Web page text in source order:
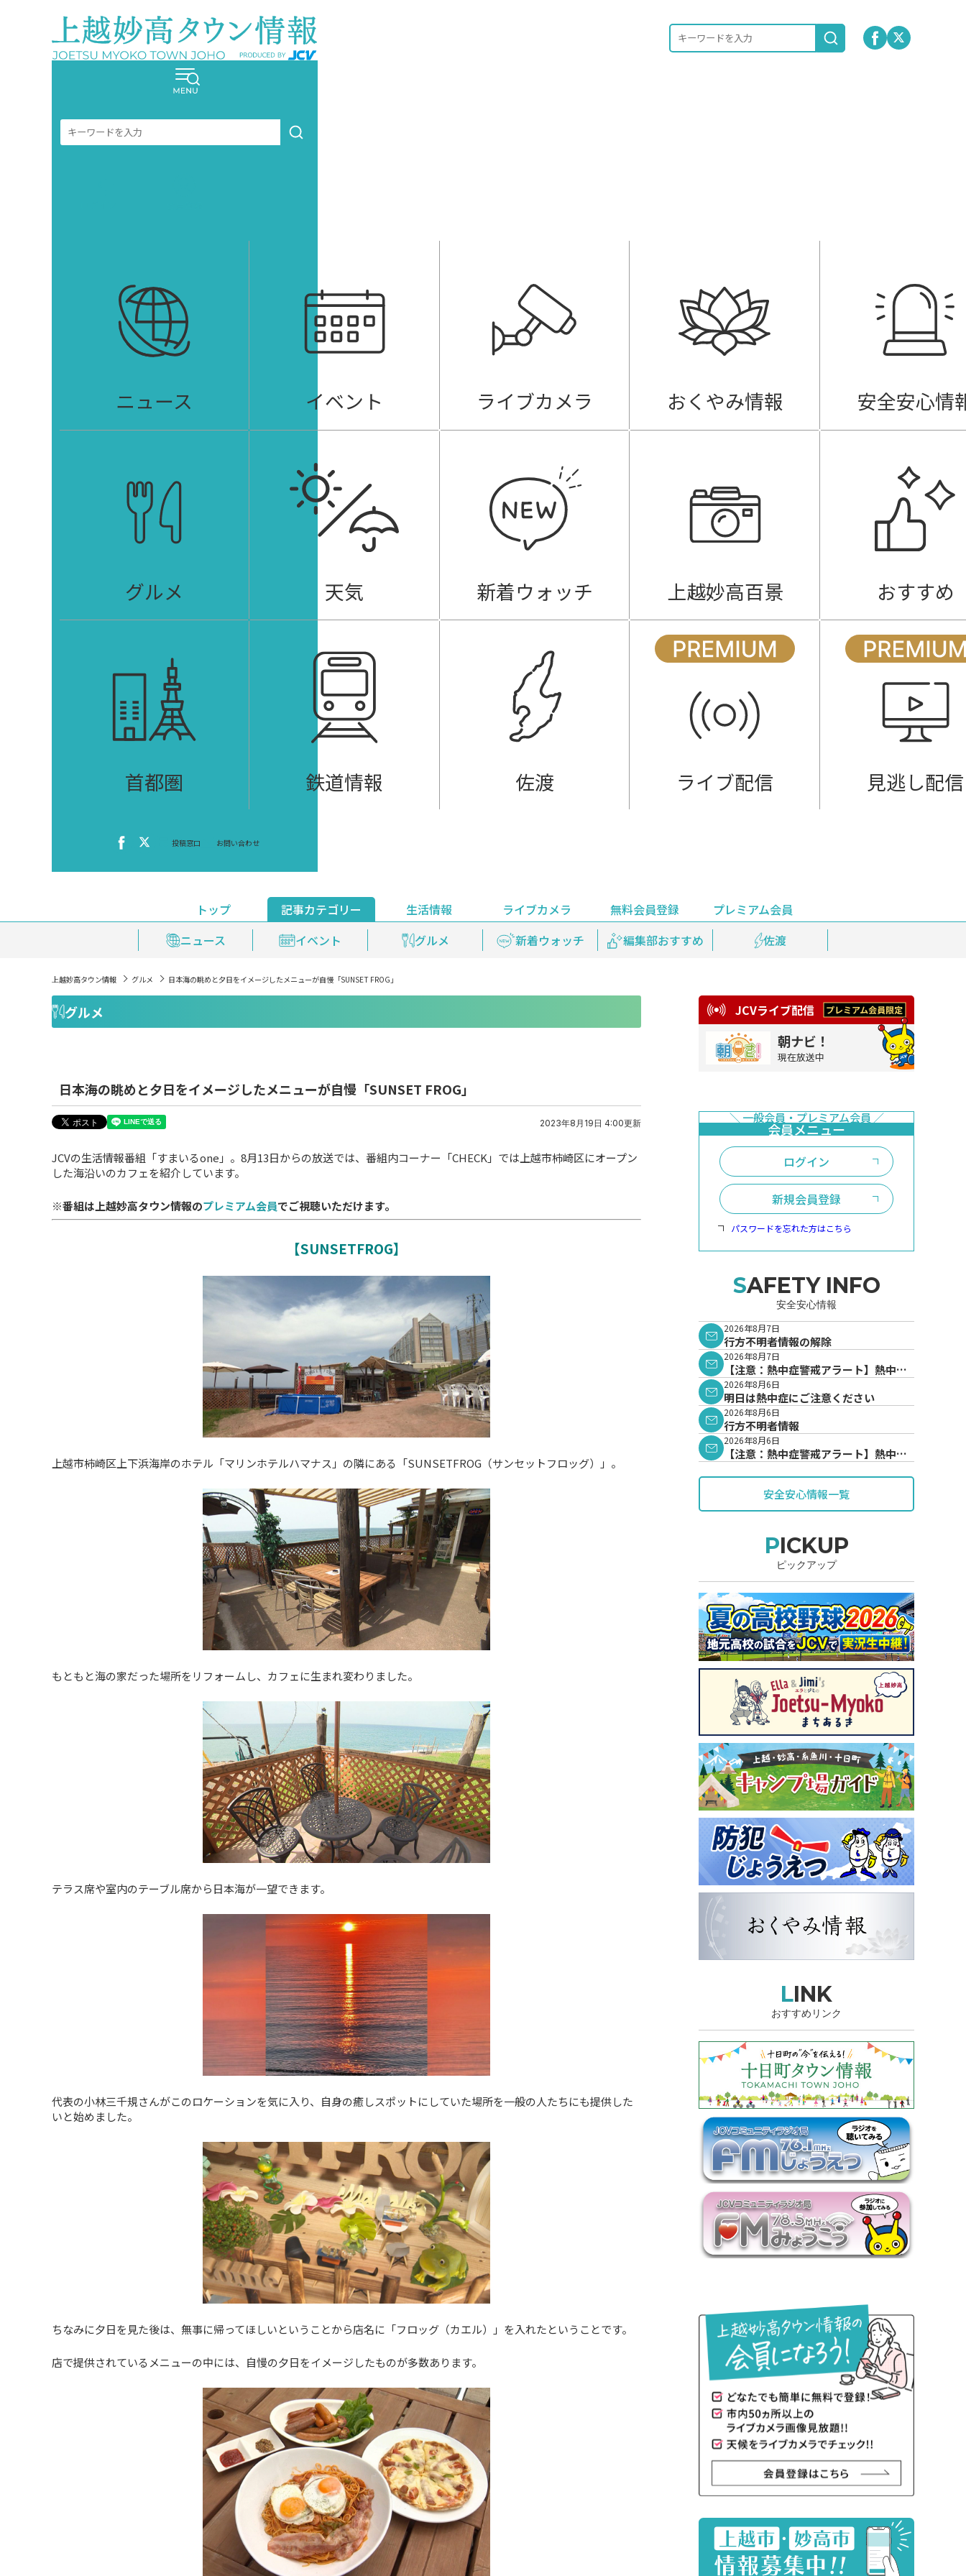
ニュース イベント ライブカメラ おくやみ情報 安全安心情
グルメ 天気 新着ウォッチ 上越妙高百景 おすすめ
首都圏 鉄道情報 佐渡 ライブ配信 見逃し配信
投稿窓口 お問い合わせ
トップ
記事カテゴリー
ニュース
イベント グルメ 新着ウォッチ 編集部おすすめ 佐渡
生活情報
おくやみ情報
安全安心情報 天気 上越妙高百景 鉄道情報
ライブカメラ 無料会員登録
プレミアム会員
ライブ配信
見逃し配信 プレミアム会員登録
上越妙高タウン情報 グルメ 日本海の眺めと夕日をイメージしたメニューが自慢「SUNSET FROG」
グルメ
日本海の眺めと夕日をイメージしたメニューが自慢「SUNSET FROG」
2023年8月19日 4:00更新
JCVの生活情報番組「すまいるone」。8月13日からの放送では、番組内コーナー「CHECK」では上越市柿崎区にオープン
した海沿いのカフェを紹介しています。
※番組は上越妙高タウン情報のプレミアム会員でご視聴いただけます。
【SUNSETFROG】
上越市柿崎区上下浜海岸のホテル「マリンホテルハマナス」の隣にある「SUNSETFROG（サンセットフロッグ）」。
もともと海の家だった場所をリフォームし、カフェに生まれ変わりました。
テラス席や室内のテーブル席から日本海が一望できます。
代表の小林三千規さんがこのロケーションを気に入り、自身の癒しスポットにしていた場所を一般の人たちにも提供した
いと始めました。
ちなみに夕日を見た後は、無事に帰ってほしいということから店名に「フロッグ（カエル）」を入れたということです。
店で提供されているメニューの中には、自慢の夕日をイメージしたものが多数あります。
JCVライブ配信
朝ナビ！
現在放送中
ログイン
新規会員登録
パスワードを忘れた方はこちら
SAFETY INFO
安全安心情報
2026年8月7日
行方不明者情報の解除
2026年8月7日
【注意：熱中症警戒アラート】熱中症
警戒アラートが発表されています。
2026年8月6日
明日は熱中症にご注意ください
2026年8月6日
行方不明者情報
2026年8月6日
【注意：熱中症警戒アラート】熱中症
安全安心情報一覧
PICKUP
ピックアップ
LINK
おすすめリンク